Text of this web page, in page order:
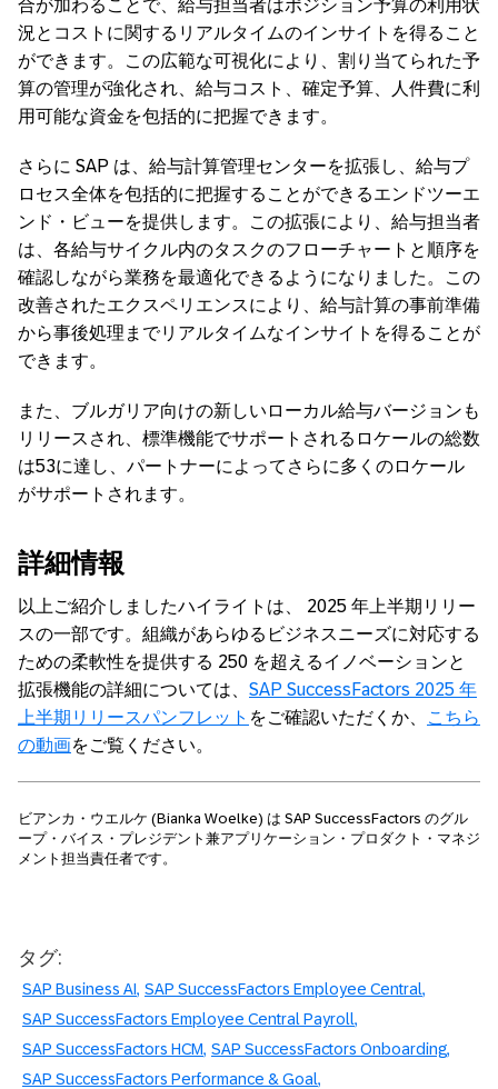
合が加わることで、給与担当者はポジション予算の利用状
況とコストに関するリアルタイムのインサイトを得ること
ができます。この広範な可視化により、割り当てられた予
算の管理が強化され、給与コスト、確定予算、人件費に利
用可能な資金を包括的に把握できます。
さらに SAP は、給与計算管理センターを拡張し、給与プ
ロセス全体を包括的に把握することができるエンドツーエ
ンド・ビューを提供します。この拡張により、給与担当者
は、各給与サイクル内のタスクのフローチャートと順序を
確認しながら業務を最適化できるようになりました。この
改善されたエクスペリエンスにより、給与計算の事前準備
から事後処理までリアルタイムなインサイトを得ることが
できます。
また、ブルガリア向けの新しいローカル給与バージョンも
リリースされ、標準機能でサポートされるロケールの総数
は53に達し、パートナーによってさらに多くのロケール
がサポートされます。
詳細情報
以上ご紹介しましたハイライトは、 2025 年上半期リリー
スの一部です。組織があらゆるビジネスニーズに対応する
ための柔軟性を提供する 250 を超えるイノベーションと
拡張機能の詳細については、 SAP SuccessFactors 2025 年
上半期リリースパンフレット をご確認いただくか、
こちら
の動画をご覧ください。
ビアンカ・ウエルケ (Bianka Woelke) は SAP SuccessFactors のグル
ープ・バイス・プレジデント兼アプリケーション・プロダクト・マネジ
メント担当責任者です。
タグ:
SAP Business AI SAP SuccessFactors Employee Central
SAP SuccessFactors Employee Central Payroll
SAP SuccessFactors HCM SAP SuccessFactors Onboarding
SAP SuccessFactors Performance & Goal